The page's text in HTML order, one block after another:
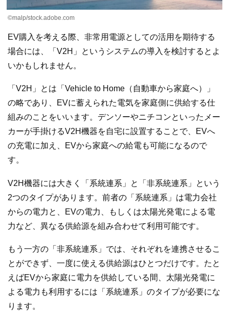
©malp/stock.adobe.com
EV購入を考える際、非常用電源としての活用を期待する
場合には、「V2H」というシステムの導入を検討するとよ
いかもしれません。
「V2H」とは「Vehicle to Home（自動車から家庭へ）」
の略であり、EVに蓄えられた電気を家庭側に供給する仕
組みのことをいいます。デンソーやニチコンといったメー
カーが手掛けるV2H機器を自宅に設置することで、EVへ
の充電に加え、EVから家庭への給電も可能になるので
す。
V2H機器には大きく「系統連系」と「非系統連系」という
2つのタイプがあります。前者の「系統連系」は電力会社
からの電力と、EVの電力、もしくは太陽光発電による電
力など、異なる供給源を組み合わせて利用可能です。
もう一方の「非系統連系」では、それぞれを連携させるこ
とができず、一度に使える供給源はひとつだけです。たと
えばEVから家庭に電力を供給している間、太陽光発電に
よる電力も利用するには「系統連系」のタイプが必要にな
ります。